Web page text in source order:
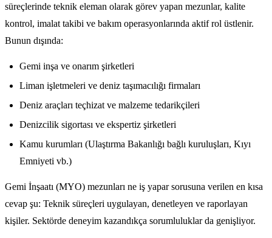
süreçlerinde teknik eleman olarak görev yapan mezunlar, kalite
kontrol, imalat takibi ve bakım operasyonlarında aktif rol üstlenir.
Bunun dışında:
Gemi inşa ve onarım şirketleri
Liman işletmeleri ve deniz taşımacılığı firmaları
Deniz araçları teçhizat ve malzeme tedarikçileri
Denizcilik sigortası ve ekspertiz şirketleri
Kamu kurumları (Ulaştırma Bakanlığı bağlı kuruluşları, Kıyı
Emniyeti vb.)
Gemi İnşaatı (MYO) mezunları ne iş yapar sorusuna verilen en kısa
cevap şu: Teknik süreçleri uygulayan, denetleyen ve raporlayan
kişiler. Sektörde deneyim kazandıkça sorumluluklar da genişliyor.